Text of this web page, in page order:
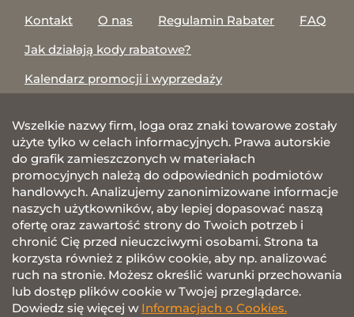
Kontakt
O nas Regulamin Rabater
FAQ
Jak działają kody rabatowe?
Kalendarz promocji i wyprzedaży
Wszelkie nazwy firm, loga oraz znaki towarowe zostały
użyte tylko w celach informacyjnych. Prawa autorskie
do grafik zamieszczonych w materiałach
promocyjnych należą do odpowiednich podmiotów
handlowych. Analizujemy zanonimizowane informacje
naszych użytkowników, aby lepiej dopasować naszą
ofertę oraz zawartość strony do Twoich potrzeb i
chronić Cię przed nieuczciwymi osobami. Strona ta
korzysta również z plików cookie, aby np. analizować
ruch na stronie. Możesz określić warunki przechowania
lub dostęp plików cookie w Twojej przeglądarce.
Dowiedz się więcej w Informacjach o Cookies.